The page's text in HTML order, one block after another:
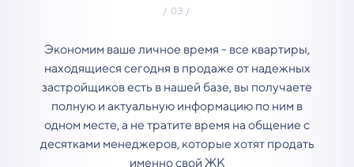
Экономим ваше личное время - все квартиры,
находящиеся сегодня в продаже от надежных
застройщиков есть в нашей базе, вы получаете
полную и актуальную информацию по ним в
одном месте, а не тратите время на общение с
десятками менеджеров, которые хотят продать
именно свой ЖК